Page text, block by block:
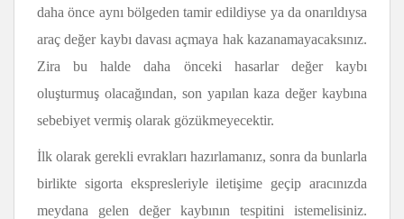
daha önce aynı bölgeden tamir edildiyse ya da onarıldıysa
araç değer kaybı davası açmaya hak kazanamayacaksınız.
Zira bu halde daha önceki hasarlar değer kaybı
oluşturmuş olacağından, son yapılan kaza değer kaybına
sebebiyet vermiş olarak gözükmeyecektir.
İlk olarak gerekli evrakları hazırlamanız, sonra da bunlarla
birlikte sigorta ekspresleriyle iletişime geçip aracınızda
meydana gelen değer kaybının tespitini istemelisiniz.